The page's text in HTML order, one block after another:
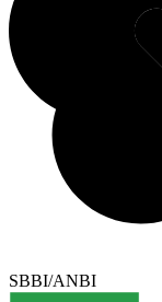
SBBI/ANBI